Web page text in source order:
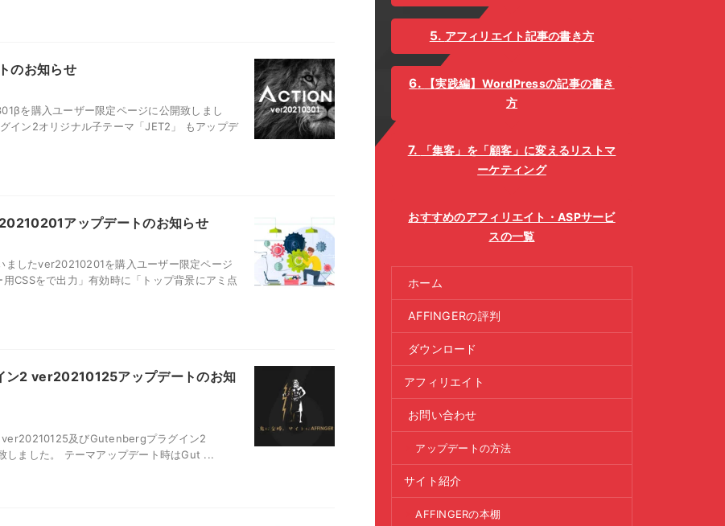
のお知らせ
を購入ユーザー限定ページに公開致しまし
イン2オリジナル子テーマ「JET2」 もアップデ
アップデートのお知らせ
ましたver20210201を購入ユーザー限定ページ
CSSをで出力」有効時に「トップ背景にアミ点
2 ver20210125アップデートのお知
ver20210125及びGutenbergプラグイン2
ました。 テーマアップデート時はGut ...
アフィリエイト記事の書き方
【実践編】WordPressの記事の書き
方
「集客」を「顧客」に変えるリストマ
ーケティング
おすすめのアフィリエイト・ASPサービ
スの一覧
ホーム
AFFINGERの評判
ダウンロード
アフィリエイト
お問い合わせ
アップデートの方法
サイト紹介
AFFINGERの本棚